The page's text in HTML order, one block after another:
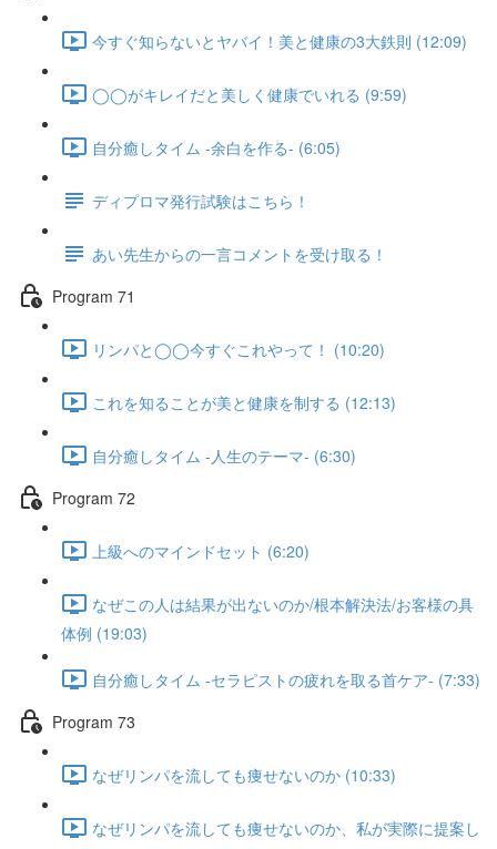
今すぐ知らないとヤバイ！美と健康の3大鉄則 (12:09)
◯◯がキレイだと美しく健康でいれる (9:59)
自分癒しタイム -余白を作る- (6:05)
ディプロマ発行試験はこちら！
あい先生からの一言コメントを受け取る！
Program 71
リンパと◯◯今すぐこれやって！ (10:20)
これを知ることが美と健康を制する (12:13)
自分癒しタイム -人生のテーマ- (6:30)
Program 72
上級へのマインドセット (6:20)
なぜこの人は結果が出ないのか/根本解決法/お客様の具
体例 (19:03)
自分癒しタイム -セラピストの疲れを取る首ケア- (7:33)
Program 73
なぜリンパを流しても痩せないのか (10:33)
なぜリンパを流しても痩せないのか、私が実際に提案し